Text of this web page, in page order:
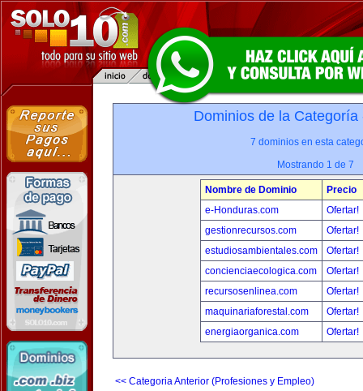
Dominios de la
7 dominios en esta
Mostrando 1 de 7
Nombre de Dominio
Precio
e-Honduras.com
Ofertar!
gestionrecursos.com
Ofertar!
estudiosambientales.com
Ofertar!
concienciaecologica.com
Ofertar!
recursosenlinea.com
Ofertar!
maquinariaforestal.com
Ofertar!
energiaorganica.com
Ofertar!
<< Categoria Anterior (Profesiones y Empleo)